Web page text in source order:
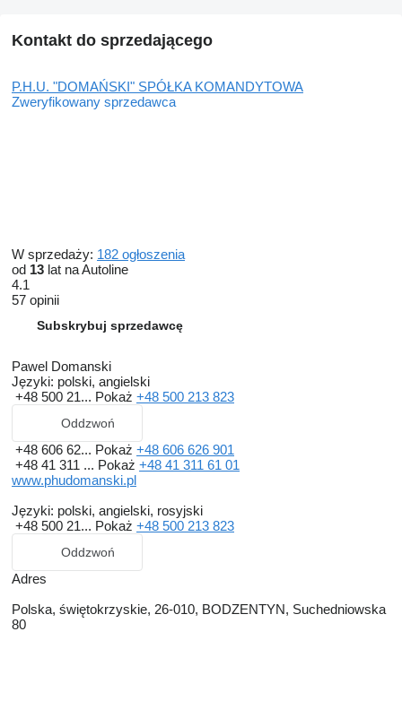
Kontakt do sprzedającego
P.H.U. "DOMAŃSKI" SPÓŁKA KOMANDYTOWA
Zweryfikowany sprzedawca
W sprzedaży: 182 ogłoszenia
od 13 lat na Autoline
4.1
57 opinii
Subskrybuj sprzedawcę
Pawel Domanski
Języki: polski, angielski
+48 500 21... Pokaż +48 500 213 823
Oddzwoń
+48 606 62... Pokaż +48 606 626 901
+48 41 311 ... Pokaż +48 41 311 61 01
www.phudomanski.pl
Języki: polski, angielski, rosyjski
+48 500 21... Pokaż +48 500 213 823
Oddzwoń
Adres
Polska, świętokrzyskie, 26-010, BODZENTYN, Suchedniowska
80